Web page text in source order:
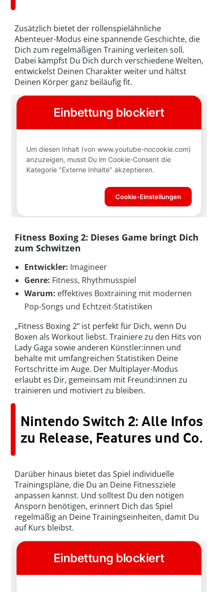
Zusätzlich bietet der rollenspielähnliche
Abenteuer-Modus eine spannende Geschichte, die
Dich zum regelmäßigen Training verleiten soll.
Dabei kämpfst Du Dich durch verschiedene Welten,
entwickelst Deinen Charakter weiter und hältst
Deinen Körper ganz beiläufig fit.
Fitness Boxing 2: Dieses Game bringt Dich
zum Schwitzen
Entwickler: Imagineer
Genre: Fitness, Rhythmusspiel
Warum: effektives Boxtraining mit modernen
Pop-Songs und Echtzeit-Statistiken
„Fitness Boxing 2“ ist perfekt für Dich, wenn Du
Boxen als Workout liebst. Trainiere zu den Hits von
Lady Gaga sowie anderen Künstler:innen und
behalte mit umfangreichen Statistiken Deine
Fortschritte im Auge. Der Multiplayer-Modus
erlaubt es Dir, gemeinsam mit Freund:innen zu
trainieren und motiviert zu bleiben.
Nintendo Switch 2: Alle Infos
zu Release, Features und Co.
Darüber hinaus bietet das Spiel individuelle
Trainingspläne, die Du an Deine Fitnessziele
anpassen kannst. Und solltest Du den nötigen
Ansporn benötigen, erinnert Dich das Spiel
regelmäßig an Deine Trainingseinheiten, damit Du
auf Kurs bleibst.